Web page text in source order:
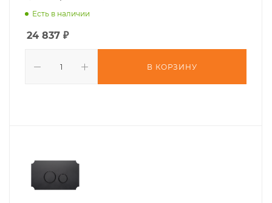
Есть в наличии
24 837 ₽
В КОРЗИНУ